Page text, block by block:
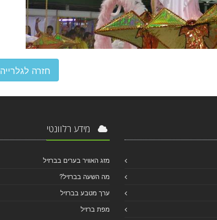
חזרה לגלרייה
מידע רלוונטי
מזג האוויר בערים בברזיל
מה השעה בברזיל?
ערך מטבע בברזיל
מפת ברזיל